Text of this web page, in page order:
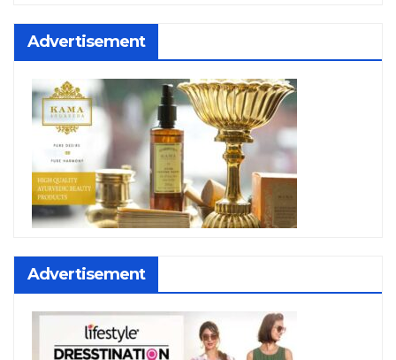
Advertisement
Advertisement